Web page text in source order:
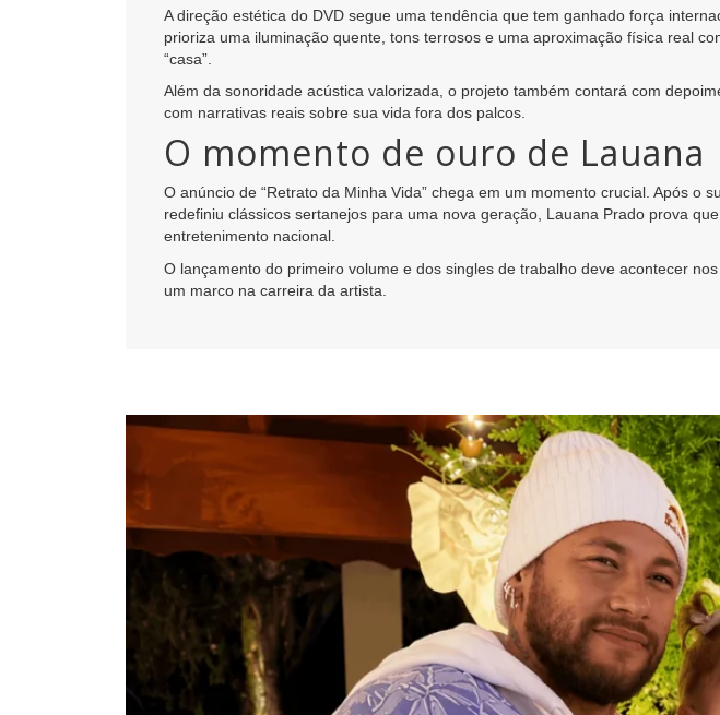
A direção estética do DVD segue uma tendência que tem ganhado força
prioriza uma iluminação quente, tons terrosos e uma aproximação física real
“casa”.
Além da sonoridade acústica valorizada, o projeto também contará com
com narrativas reais sobre sua vida fora dos palcos.
O momento de ouro de Lauana
O anúncio de “Retrato da Minha Vida” chega em um momento crucial. Após o
redefiniu clássicos sertanejos para uma nova geração, Lauana Prado prova
entretenimento nacional.
O lançamento do primeiro volume e dos singles de trabalho deve acontecer
um marco na carreira da artista.